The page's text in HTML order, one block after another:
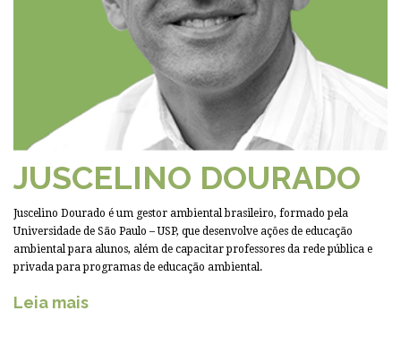
JUSCELINO DOURADO
Juscelino Dourado é um gestor ambiental brasileiro, formado pela
Universidade de São Paulo – USP, que desenvolve ações de educação
ambiental para alunos, além de capacitar professores da rede pública e
privada para programas de educação ambiental.
Leia mais